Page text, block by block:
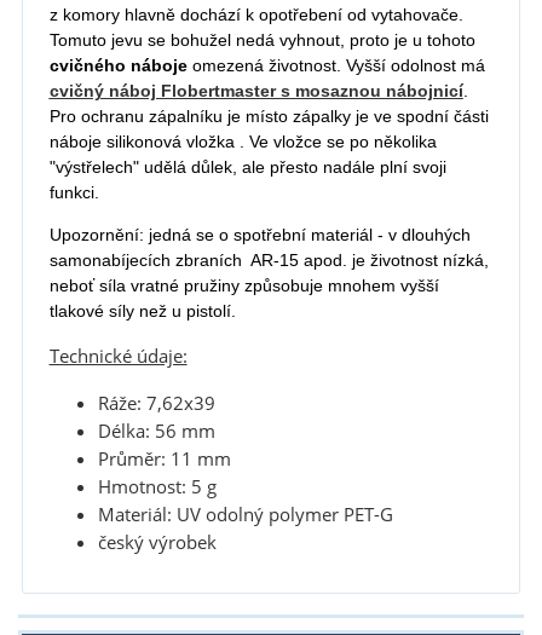
z komory hlavně dochází k opotřebení od vytahovače.
Tomuto jevu se bohužel nedá vyhnout, proto je u tohoto
cvičného nábojeomezená životnost. Vyšší odolnost má
cvičný náboj Flobertmaster s mosaznou nábojnicí.
Pro ochranu zápalníku je místo zápalky je ve spodní části
náboje silikonová vložka . Ve vložce se po několika
"výstřelech" udělá důlek, ale přesto nadále plní svoji
funkci.
Upozornění: jedná se o spotřební materiál - v dlouhých
samonabíjecích zbraních AR-15 apod. je životnost nízká,
neboť síla vratné pružiny způsobuje mnohem vyšší
tlakové síly než u pistolí.
Technické údaje:
Ráže: 7,62x39
Délka: 56 mm
Průměr: 11 mm
Hmotnost: 5 g
Materiál: UV odolný polymer PET-G
český výrobek